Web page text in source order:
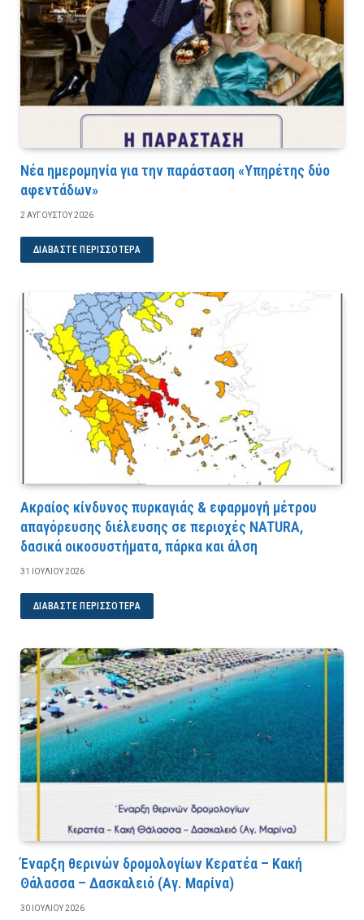
Νέα ημερομηνία για την παράσταση «Υπηρέτης δύο
αφεντάδων»
2 ΑΥΓΟΎΣΤΟΥ 2026
ΔΙΑΒΆΣΤΕ ΠΕΡΙΣΣΌΤΕΡΑ
Ακραίος κίνδυνος πυρκαγιάς & εφαρμογή μέτρου
απαγόρευσης διέλευσης σε περιοχές NATURA,
δασικά οικοσυστήματα, πάρκα και άλση
31 ΙΟΥΛΊΟΥ 2026
ΔΙΑΒΆΣΤΕ ΠΕΡΙΣΣΌΤΕΡΑ
Έναρξη θερινών δρομολογίων Κερατέα – Κακή
Θάλασσα – Δασκαλειό (Αγ. Μαρίνα)
30 ΙΟΥΛΊΟΥ 2026